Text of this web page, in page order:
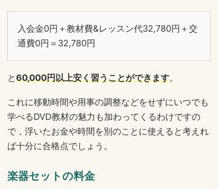
入会金0円＋教材費&レッスン代32,780円＋交
通費0円＝32,780円
と60,000円以上安く習うことができます。
これに移動時間や用事の調整などをせずにいつでも
学べるDVD教材の魅力も加わってくるわけですの
で，浮いたお金や時間を別のことに使えると考えれ
ば十分に合格点でしょう。
楽器セットの料金